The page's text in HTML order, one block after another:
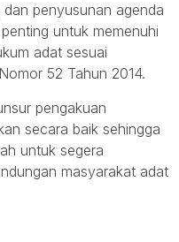
penyusunan agenda
untuk memenuhi
adat sesuai
52 Tahun 2014.
pengakuan
secara baik sehingga
untuk segera
masyarakat adat